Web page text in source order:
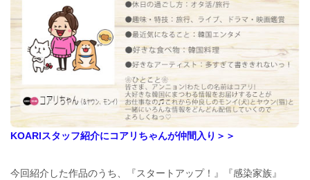
KOARIスタッフ紹介にコアリちゃんが仲間入り＞＞
今回紹介した作品のうち、『スタートアップ！』『感染家族』